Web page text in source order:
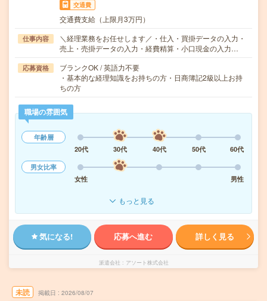
交通費
交通費支給（上限月3万円）
仕事内容
＼経理業務をお任せします／・仕入・買掛データの入力・
売上・売掛データの入力・経費精算・小口現金の入力…
応募資格
ブランクOK / 英語力不要
・基本的な経理知識をお持ちの方・日商簿記2級以上お持
ちの方
職場の雰囲気
年齢層
20代
30代 40代 50代
60代
男女比率
女性
男性
もっと見る
気になる! 応募へ進む 詳しく見る
派遣会社 アソート株式会社
未読 掲載日 2026/08/07